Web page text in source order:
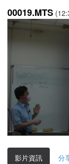
00019.MTS
影片資訊 分